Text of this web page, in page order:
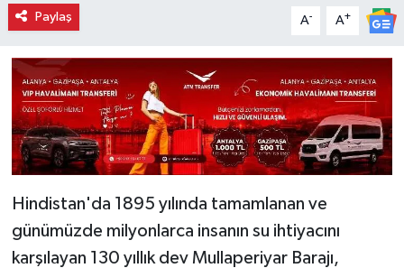
Paylaş A- A+
Hindistan'da 1895 yılında tamamlanan ve
günümüzde milyonlarca insanın su ihtiyacını
karşılayan 130 yıllık dev Mullaperiyar Barajı,